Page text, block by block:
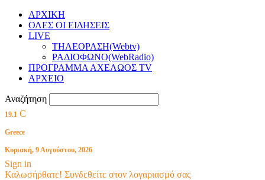
ΑΡΧΙΚΗ
ΟΛΕΣ ΟΙ ΕΙΔΗΣΕΙΣ
LIVE
ΤΗΛΕΟΡΑΣΗ(Webtv)
ΡΑΔΙΟΦΩΝΟ(WebRadio)
ΠΡΟΓΡΑΜΜΑ ΑΧΕΛΩΟΣ TV
ΑΡΧΕΙΟ
Αναζήτηση
19.1 C
Greece
Κυριακή, 9 Αυγούστου, 2026
Sign in
Καλωσήρθατε! Συνδεθείτε στον λογαριασμό σας